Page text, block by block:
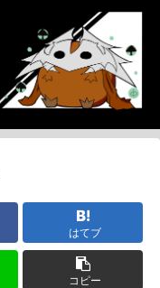
はてブ
コピー